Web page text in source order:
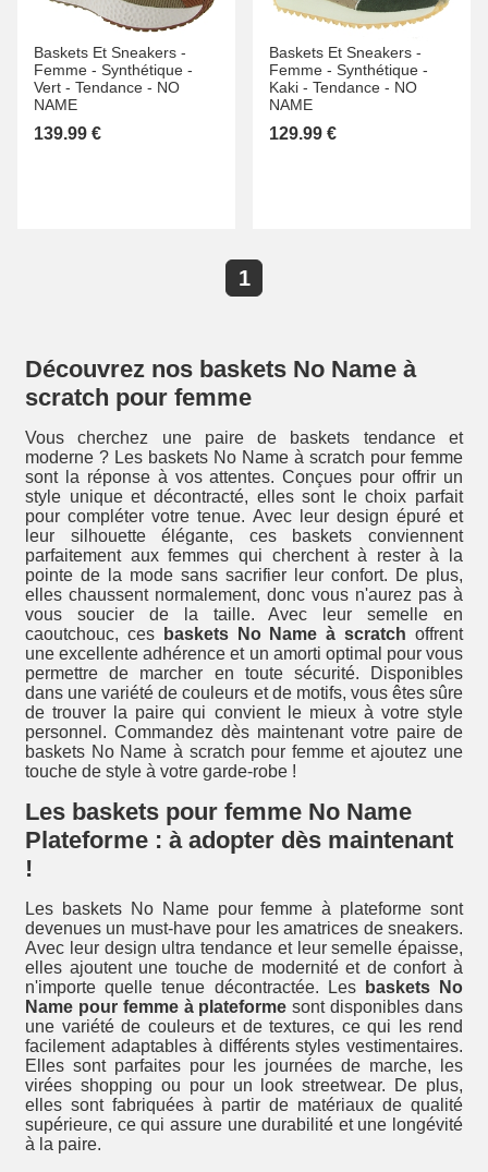
Découvrez nos baskets No Name à
scratch pour femme
Vous cherchez une paire de baskets tendance et
moderne ? Les baskets No Name à scratch pour femme
sont la réponse à vos attentes. Conçues pour offrir un
style unique et décontracté, elles sont le choix parfait
pour compléter votre tenue. Avec leur design épuré et
leur silhouette élégante, ces baskets conviennent
parfaitement aux femmes qui cherchent à rester à la
pointe de la mode sans sacrifier leur confort. De plus,
elles chaussent normalement, donc vous n'aurez pas à
vous soucier de la taille. Avec leur semelle en
caoutchouc, ces
baskets No Name à scratch offrent
une excellente adhérence et un amorti optimal pour vous
permettre de marcher en toute sécurité. Disponibles
dans une variété de couleurs et de motifs, vous êtes sûre
de trouver la paire qui convient le mieux à votre style
personnel. Commandez dès maintenant votre paire de
baskets No Name à scratch pour femme et ajoutez une
touche de style à votre garde-robe !
Les baskets pour femme No Name
Plateforme : à adopter dès maintenant
!
Les baskets No Name pour femme à plateforme sont
devenues un must-have pour les amatrices de sneakers.
Avec leur design ultra tendance et leur semelle épaisse,
elles ajoutent une touche de modernité et de confort à
n'importe quelle tenue décontractée. Les
baskets No
Name pour femme à plateforme sont disponibles dans
une variété de couleurs et de textures, ce qui les rend
facilement adaptables à différents styles vestimentaires.
Elles sont parfaites pour les journées de marche, les
virées shopping ou pour un look streetwear. De plus,
elles sont fabriquées à partir de matériaux de qualité
supérieure, ce qui assure une durabilité et une longévité
à la paire.
Baskets Et Sneakers -
Femme - Synthétique -
Vert - Tendance - NO
NAME
139.99 €
Baskets Et Sneakers -
Femme - Synthétique -
Kaki - Tendance - NO
NAME
129.99 €
1